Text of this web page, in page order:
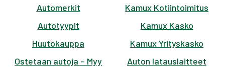
Automerkit
Autotyypit
Huutokauppa
Ostetaan autoja – Myy
Kamux Kotiintoimitus
Kamux Kasko
Kamux Yrityskasko
Auton latauslaitteet